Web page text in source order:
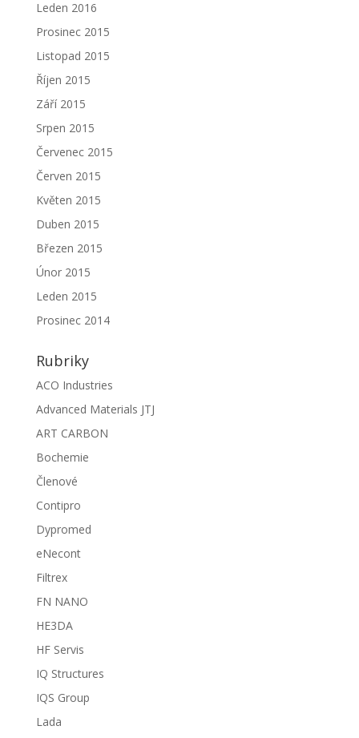
Leden 2016
Prosinec 2015
Listopad 2015
Říjen 2015
Září 2015
Srpen 2015
Červenec 2015
Červen 2015
Květen 2015
Duben 2015
Březen 2015
Únor 2015
Leden 2015
Prosinec 2014
Rubriky
ACO Industries
Advanced Materials JTJ
ART CARBON
Bochemie
Členové
Contipro
Dypromed
eNecont
Filtrex
FN NANO
HE3DA
HF Servis
IQ Structures
IQS Group
Lada